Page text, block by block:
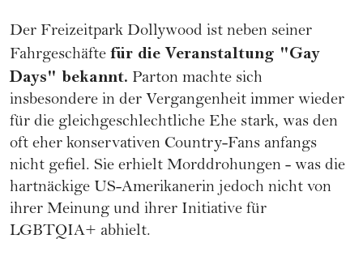
Der Freizeitpark Dollywood ist neben seiner
Fahrgeschäfte für die Veranstaltung "Gay
Days" bekannt. Parton machte sich
insbesondere in der Vergangenheit immer wieder
für die gleichgeschlechtliche Ehe stark, was den
oft eher konservativen Country-Fans anfangs
nicht gefiel. Sie erhielt Morddrohungen - was die
hartnäckige US-Amerikanerin jedoch nicht von
ihrer Meinung und ihrer Initiative für
LGBTQIA+ abhielt.